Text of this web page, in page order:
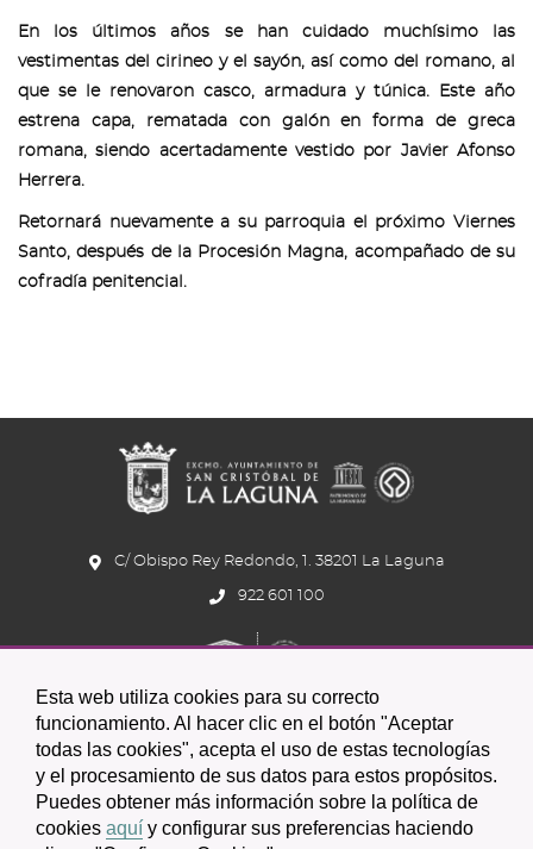
Esta web utiliza cookies para su correcto
funcionamiento. Al hacer clic en el botón "Aceptar
todas las cookies", acepta el uso de estas tecnologías
y el procesamiento de sus datos para estos propósitos.
Puedes obtener más información sobre la política de
cookies aquí y configurar sus preferencias haciendo
En los últimos años se han cuidado muchísimo las
vestimentas del cirineo y el sayón, así como del romano, al
que se le renovaron casco, armadura y túnica. Este año
estrena capa, rematada con galón en forma de greca
romana, siendo acertadamente vestido por Javier Afonso
Herrera.
Retornará nuevamente a su parroquia el próximo Viernes
Santo, después de la Procesión Magna, acompañado de su
cofradía penitencial.
C/ Obispo Rey Redondo, 1. 38201 La Laguna
922 601 100
Icono
circular
Icono
de
Icono
circular
Icono
de
Icono
circular
Icono
de